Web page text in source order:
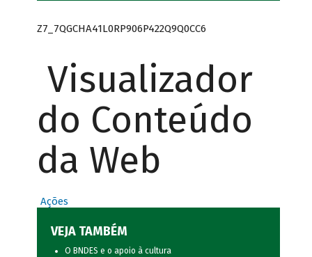
Z7_7QGCHA41L0RP906P422Q9Q0CC6
Visualizador
do Conteúdo
da Web
Ações
VEJA TAMBÉM
O BNDES e o apoio à cultura